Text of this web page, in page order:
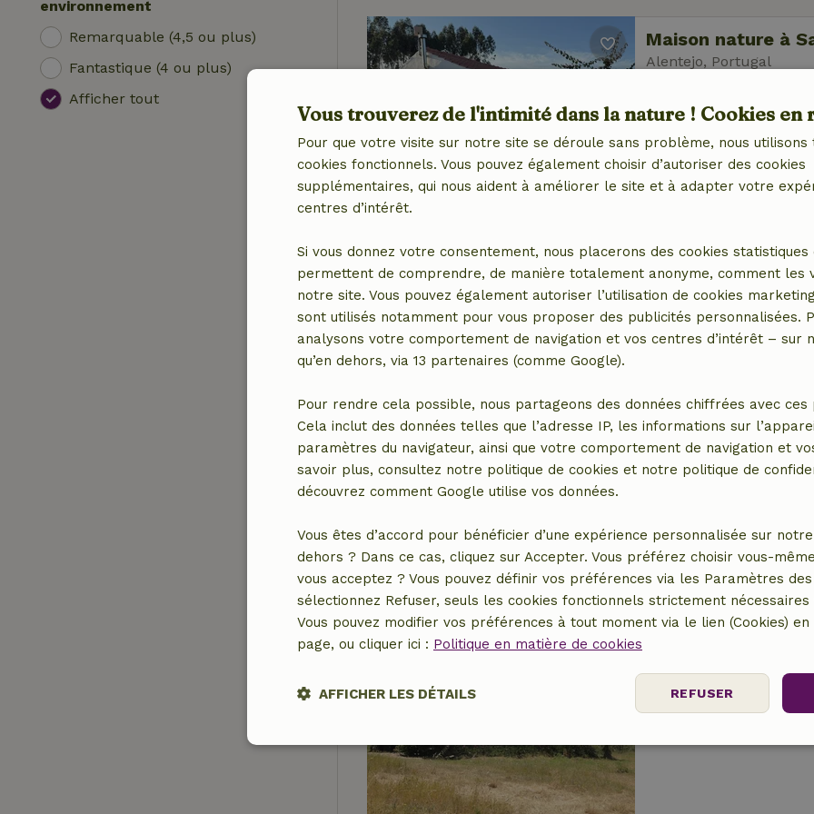
Maison nature à
Alentejo, Portugal
Maison nature à
Alentejo, Portugal
2 personnes1
Maison nature à
Alentejo, Portugal
Alentejo, Portugal
2 personnes1
environnement
Remarquable (4,5 ou plus)
Fantastique (4 ou plus)
Afficher tout
Vous trouverez de l'intimité dans la nature ! Cookies en
Pour que votre visite sur notre site se déroule sans problème, nous utilisons
cookies fonctionnels. Vous pouvez également choisir d’autoriser des cookies
supplémentaires, qui nous aident à améliorer le site et à adapter votre
centres d’intérêt.
Si vous donnez votre consentement, nous placerons des cookies statistiques
permettent de comprendre, de manière totalement anonyme, comment les
notre site. Vous pouvez également autoriser l’utilisation de cookies
sont utilisés notamment pour vous proposer des publicités personnalisées.
analysons votre comportement de navigation et vos centres d’intérêt – sur
qu’en dehors, via 13 partenaires (comme Google).
Pour rendre cela possible, nous partageons des données chiffrées avec ces
Cela inclut des données telles que l’adresse IP, les informations sur
paramètres du navigateur, ainsi que votre comportement de navigation et
savoir plus, consultez notre politique de cookies et notre politique de
découvrez comment Google utilise vos données.
Vous êtes d’accord pour bénéficier d’une expérience personnalisée sur
dehors ? Dans ce cas, cliquez sur Accepter. Vous préférez choisir vous-
vous acceptez ? Vous pouvez définir vos préférences via les Paramètres des
sélectionnez Refuser, seuls les cookies fonctionnels strictement
Vous pouvez modifier vos préférences à tout moment via le lien (Cookies) en
page, ou cliquer ici : Politique en matière de cookies
REFUSER
AFFICHER LES DÉTAILS
Strictement
nécessaires
Performance Ciblage